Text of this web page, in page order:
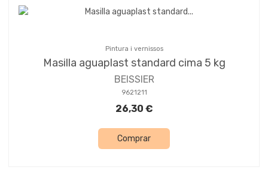
Pintura i vernissos
Masilla aguaplast standard cima 5 kg
BEISSIER
9621211
26,30 €
Comprar